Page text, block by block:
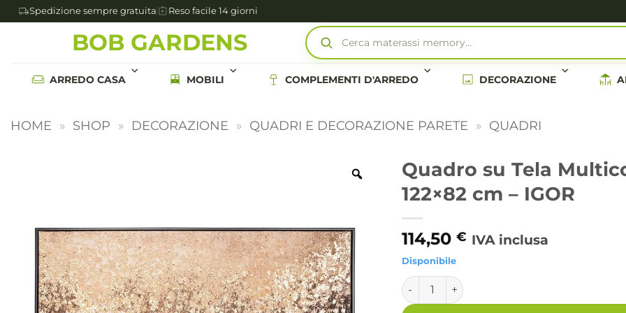
Spedizione sempre gratuita Reso facile 14 giorni
BOB GARDENS Cerca divani e poltrone…
ARREDO CASA MOBILI COMPLEMENTI D'ARREDO DECORAZIONE
HOME » SHOP » DECORAZIONE » QUADRI E DECORAZIONE PARETE » QUADRI
Quadro su Tela
122×82 cm – IGOR
114,50 € IVA inclusa
Disponibile
Quadro su Tela Multicolore Moderno da
Alternative: